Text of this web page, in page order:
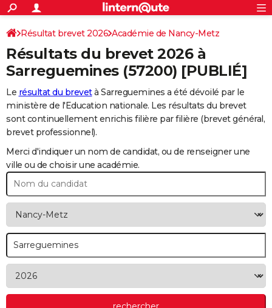
ACTUALITÉS
Politique
Société
Faits Divers
Education
Monde
Villes
+
SPORT
Coupe du monde 2026
Football
Tennis
Cyclisme
Rugby
Forum
FINANCE
Retraite
Impôts
Epargne
Immobilier
Risques naturels par ville
Banque
Assurance
Crédit
Essais
Réserver un essai
Citadines
Berlines
SUV
Forum auto
+
HIGH-TECH
Mobiles
Meilleur smartphone
Internet
Ordinateurs
Jeux vidéo
Guide high-tech
+
BRICOLAGE
Forum
Aménagement intérieur
Extérieur
Cuisine
Salle de bains
Jardinage
Rangement
WEEK-END
Guides de France
Escapades
Patrimoine
Expositions
Musées
Week-end nature
LIFESTYLE
Art de vivre
Bien-être
Loisirs
Mode
Modes de vie
+SANTE
Alimentation
Guide de la santé
Maladies
Médicaments
Sommeil
+VOYAGE
PHOTO
Rechercher
S'inscrire
Connexion
Résultat brevet 2026 Académie de Nancy-Metz
Résultats du brevet 2026 à
Sarreguemines(57200) [PUBLIÉ]
Le résultat du brevetà Sarreguemines a été dévoilé par le
ministère de l'Education nationale. Les résultats du brevet
sont continuellement enrichis filière par filière (brevet général,
brevet professionnel).
Merci d'indiquer un nom de candidat, ou de renseigner une
ville ou de choisir une académie.